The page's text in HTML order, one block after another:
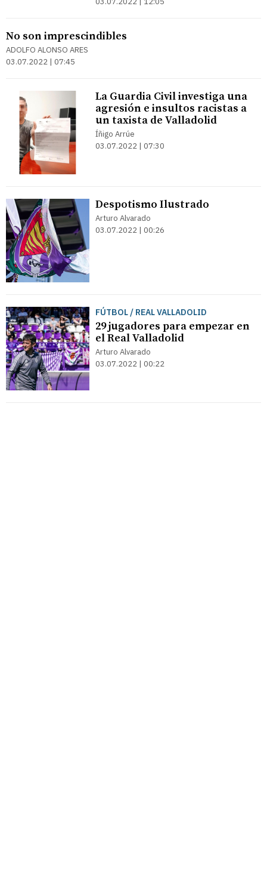
No son imprescindibles
ADOLFO ALONSO ARES
03.07.2022 | 07:45
La Guardia Civil investiga una
agresión e insultos racistas a
un taxista de Valladolid
Íñigo Arrúe
03.07.2022 | 07:30
Despotismo Ilustrado
Arturo Alvarado
03.07.2022 | 00:26
FÚTBOL / REAL VALLADOLID
29 jugadores para empezar en
el Real Valladolid
Arturo Alvarado
03.07.2022 | 00:22